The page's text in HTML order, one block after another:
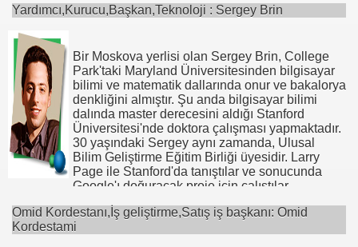
doktora ve elektrik mühendisliği alanında bir
master sahibidir. Elektrik mühendisliği dalındaki
Bakalorya denkliğini Princeton Üniversitesinden
almıştır.
sonradan Google'a aktarılan, Stanford geliştirme
projesini yaratmış ve yönetmiştir.
Önceki çalışma tecrübeleri, Washington
D.C.'deki Advanced Management Systems'de
yazılım tasarımı ve Evanston'daki CogniTek'tir.
Yardımcı,Kurucu,Başkan,Teknoloji : Sergey Brin
Bir Moskova yerlisi olan Sergey Brin, College
Park'taki Maryland Üniversitesinden bilgisayar
bilimi ve matematik dallarında onur ve bakalorya
denkliğini almıştır. Şu anda bilgisayar bilimi
dalında master derecesini aldığı Stanford
Üniversitesi'nde doktora çalışması yapmaktadır.
30 yaşındaki Sergey aynı zamanda, Ulusal
Bilim Geliştirme Eğitim Birliği üyesidir. Larry
Page ile Stanford'da tanıştılar ve sonucunda
Google'ı doğuracak proje için çalıştılar.
Brin'in araştırma ilgisi ara motorları,
Omid Kordestanı,İş geliştirme,Satış iş başkanı: Omid
Kordestami